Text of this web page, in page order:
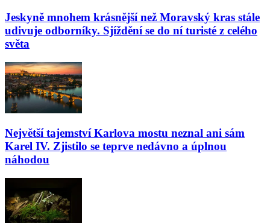
Jeskyně mnohem krásnější než Moravský kras stále
udivuje odborníky. Sjíždění se do ní turisté z celého
světa
Největší tajemství Karlova mostu neznal ani sám
Karel IV. Zjistilo se teprve nedávno a úplnou
náhodou